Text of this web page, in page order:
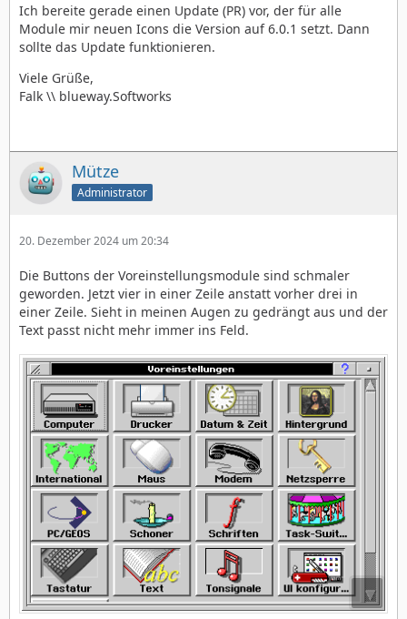
Ich bereite gerade einen Update (PR) vor, der für alle
Module mir neuen Icons die Version auf 6.0.1 setzt. Dann
sollte das Update funktionieren.
Viele Grüße,
Falk \\ blueway.Softworks
Mütze
Administrator
20. Dezember 2024 um 20:34
Die Buttons der Voreinstellungsmodule sind schmaler
geworden. Jetzt vier in einer Zeile anstatt vorher drei in
einer Zeile. Sieht in meinen Augen zu gedrängt aus und der
Text passt nicht mehr immer ins Feld.